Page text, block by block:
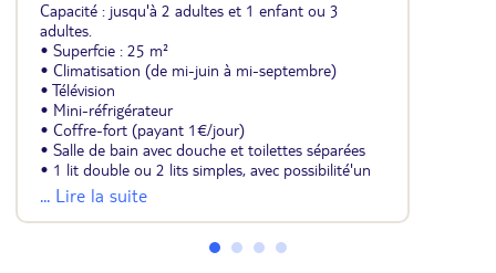
Capacité : jusqu'à 2 adultes et 1 enfant ou 3
adultes.
• Superfcie : 25 m²
• Climatisation (de mi-juin à mi-septembre)
• Télévision
• Mini-réfrigérateur
• Coffre-fort (payant 1€/jour)
• Salle de bain avec douche et toilettes séparées
• 1 lit double ou 2 lits simples, avec possibilité'un
lit supplémentaire
... Lire la suite